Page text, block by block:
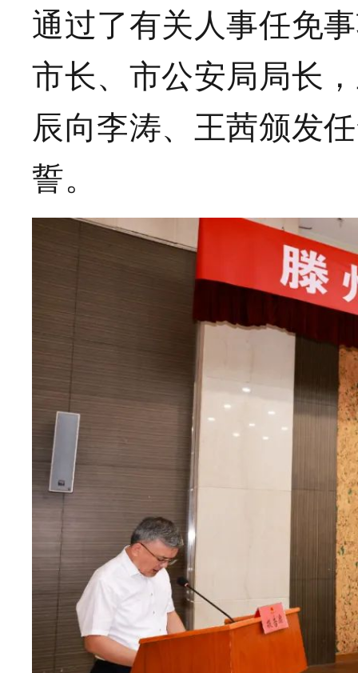
通过了有关人事任免
市长、市公安局局长
辰向李涛、王茜颁发
誓。